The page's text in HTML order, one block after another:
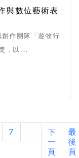
與數位藝術表
作團隊「遊牧行
，以...
7
下
一
頁
最
後
頁